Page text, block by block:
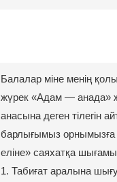
Балалар міне менің
жүрек «Адам — анада»
анасына деген тілегін
барлығымыз орнымызға
еліне» саяхатқа
1. Табиғат аралына